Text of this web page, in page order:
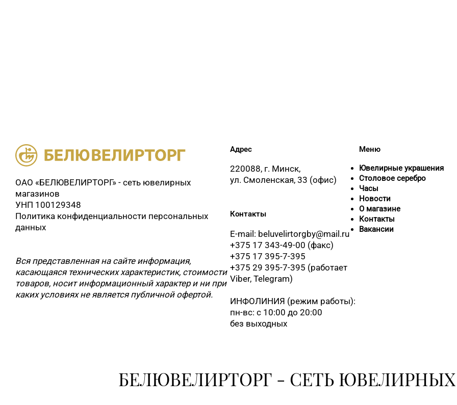
ОАО «БЕЛЮВЕЛИРТОРГ» - сеть ювелирных
магазинов
УНП 100129348
Политика конфиденциальности персональных
данных
Вся представленная на сайте информация,
касающаяся технических характеристик, стоимости
товаров, носит информационный характер и ни при
каких условиях не является публичной офертой.
Адрес
220088, г. Минск,
ул. Смоленская, 33 (офис)
Контакты
E-mail: beluvelirtorgby@mail.ru
+375 17 343-49-00 (факс)
+375 17 395-7-395
+375 29 395-7-395 (работает
Viber, Telegram)
ИНФОЛИНИЯ (режим работы):
пн-вс: с 10:00 до 20:00
без выходных
Меню
Ювелирные украшения
Столовое серебро
Часы
Новости
О магазине
Контакты
Вакансии
БЕЛЮВЕЛИРТОРГ - СЕТЬ